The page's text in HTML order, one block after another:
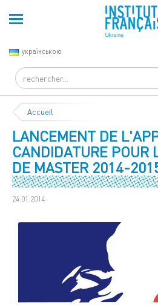
українською
Search
Accueil
LANCEMENT DE
CANDIDATURE POUR
DE MASTER 2014-
24.01.2014